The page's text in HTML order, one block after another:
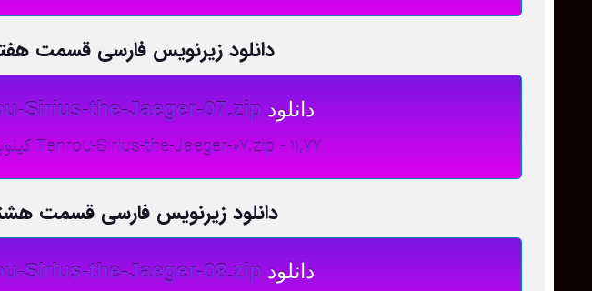
دانلود زیرنویس فارسی قسمت
دانلود Sirius-the-Jaeger-07.zip
Tenrou-Sirius-the-Jaeger-07.zip - 11,77 کیلوبایت847
دانلود زیرنویس فارسی قسمت
دانلود Sirius-the-Jaeger-08.zip